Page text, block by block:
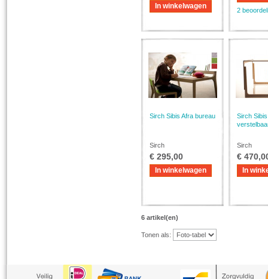
In winkelwagen 2
Sirch Sibis Afra bureau
Sirch
€ 295,00
In winkelwagen
Sirch
Sirch
€
In
6 artikel(en)
Tonen als: